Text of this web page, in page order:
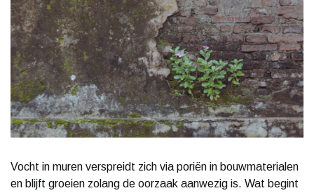
Vocht in muren verspreidt zich via poriën in bouwmaterialen
en blijft groeien zolang de oorzaak aanwezig is. Wat begint